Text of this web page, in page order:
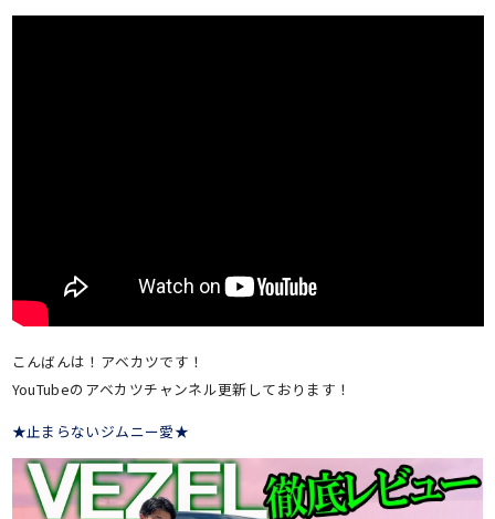
こんばんは！アベカツです！
YouTubeのアベカツチャンネル更新しております！
★止まらないジムニー愛★